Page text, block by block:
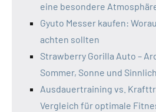
eine besondere
Gyuto Messer kaufen:
achten sollten
Strawberry Gorilla Auto –
Sommer, Sonne und
Ausdauertraining vs.
Vergleich für optimale